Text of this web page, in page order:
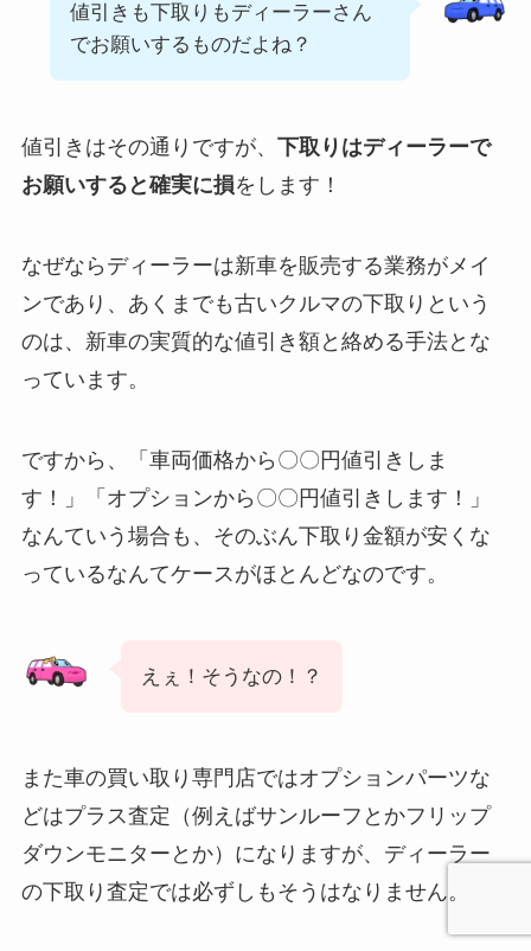
値引きも下取りもディーラーさん
でお願いするものだよね？
値引きはその通りですが、 下取りはディーラーで
お願いすると確実に損をします！
なぜならディーラーは新車を販売する業務がメイ
ンであり、あくまでも古いクルマの下取りという
のは、新車の実質的な値引き額と絡める手法とな
っています。
ですから、「車両価格から〇〇円値引きしま
す！」「オプションから〇〇円値引きします！」
なんていう場合も、そのぶん下取り金額が安くな
っているなんてケースがほとんどなのです。
えぇ！そうなの！？
また車の買い取り専門店ではオプションパーツな
どはプラス査定（例えばサンルーフとかフリップ
ダウンモニターとか）になりますが、ディーラー
の下取り査定では必ずしもそうはなりません。